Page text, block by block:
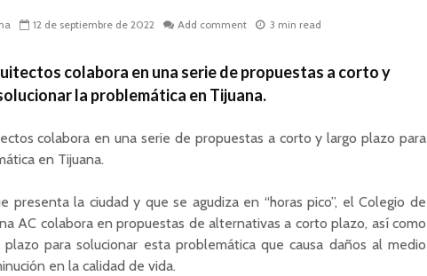
12 de septiembre de 2022 Add comment 3 min read
colabora en una serie de propuestas a corto y
la problemática en Tijuana.
colabora en una serie de propuestas a corto y largo plazo para
en Tijuana.
presenta la ciudad y que se agudiza en “horas pico”, el Colegio de
AC colabora en propuestas de alternativas a corto plazo, así como
para solucionar esta problemática que causa daños al medio
en la calidad de vida.